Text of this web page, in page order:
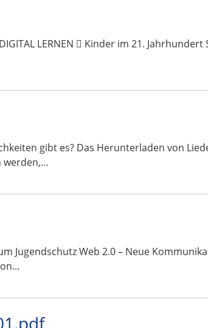
LERNEN  Kinder im 21.
gibt es? Das Herunterladen von
werden,…
Jugendschutz Web 2.0 – Neue